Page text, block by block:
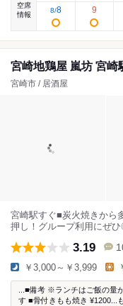
空席
情報
8/8 9
宮崎地鶏屋 嵐坊 宮崎
宮崎市 / 居酒屋
宮崎駅すぐ■炭火焼きから
押し！グループ利用にぜ
3.19
￥3,000～￥3,999
...■備考 ※ランチはご飯の量
す ■骨付きもも焼き ¥1200...